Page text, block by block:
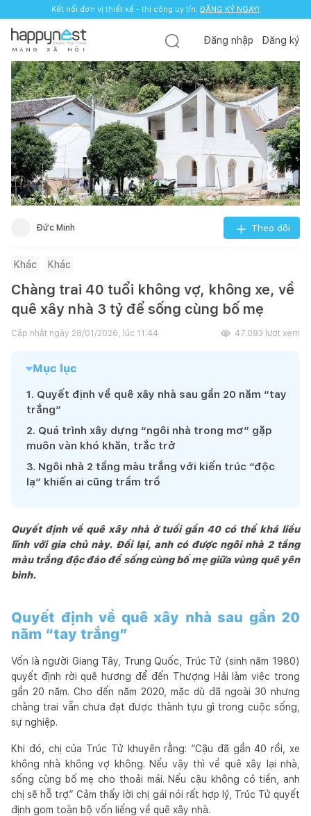
Kết nối đơn vị thiết kế - thi công uy tín. ĐĂNG KÝ NGAY!
M Ạ N G X Ã H Ộ I
Đăng nhập Đăng ký
Đức Minh Theo dõi
Khác Khác
Chàng trai 40 tuổi không vợ, không xe, về
quê xây nhà 3 tỷ để sống cùng bố mẹ
Cập nhật ngày 28/01/2026, lúc 11:44 47.093 lượt xem
Mục lục
1. Quyết định về quê xây nhà sau gần 20 năm “tay
trắng”
2. Quá trình xây dựng “ngôi nhà trong mơ” gặp
muôn vàn khó khăn, trắc trở
3. Ngôi nhà 2 tầng màu trắng với kiến trúc “độc
lạ” khiến ai cũng trầm trồ
Quyết định về quê xây nhà ở tuổi gần 40 có thể khá liều
lĩnh với gia chủ này. Đổi lại, anh có được ngôi nhà 2 tầng
màu trắng độc đáo để sống cùng bố mẹ giữa vùng quê yên
bình.
Quyết định về quê xây nhà sau gần 20
năm “tay trắng”
Vốn là người Giang Tây, Trung Quốc, Trúc Tử (sinh năm 1980)
quyết định rời quê hương để đến Thượng Hải làm việc trong
gần 20 năm. Cho đến năm 2020, mặc dù đã ngoài 30 nhưng
chàng trai vẫn chưa đạt được thành tựu gì trong cuộc sống,
sự nghiệp.
Khi đó, chị của Trúc Tử khuyên rằng: “Cậu đã gần 40 rồi, xe
không nhà không vợ không. Nếu vậy thì về quê xây lại nhà,
sống cùng bố mẹ cho thoải mái. Nếu cậu không có tiền, anh
chị sẽ hỗ trợ.” Cảm thấy lời chị gái nói rất hợp lý, Trúc Tử quyết
định gom toàn bộ vốn liếng về quê xây nhà.